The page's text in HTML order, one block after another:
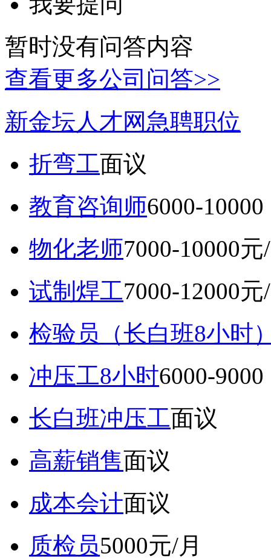
暂时没有问答内容
查看更多公司问答>>
新金坛人才网急聘职位
折弯工面议
教育咨询师6000-
物化老师7000-10000元
试制焊工7000-12000元
检验员（长白班8小时
冲压工8小时6000-
长白班冲压工面议
高薪销售面议
成本会计面议
质检员5000元/月